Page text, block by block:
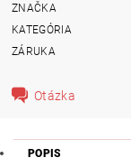
ZNAČKA
KATEGÓRIA
ZÁRUKA
Otázka
POPIS